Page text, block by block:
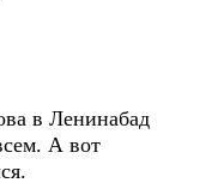
в Ленинабад
А вот